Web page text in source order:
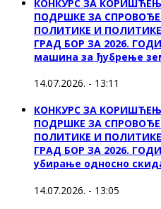
КОНКУРС ЗА
ПОДРШКЕ ЗА
ПОЛИТИКЕ И
ГРАД БОР ЗА 2026.
машина за ђубрење
14.07.2026. - 13:11
КОНКУРС ЗА
ПОДРШКЕ ЗА
ПОЛИТИКЕ И
ГРАД БОР ЗА 2026.
убирање односно
14.07.2026. - 13:05